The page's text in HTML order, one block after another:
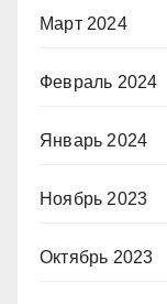
Март 2024
Февраль 2024
Январь 2024
Ноябрь 2023
Октябрь 2023